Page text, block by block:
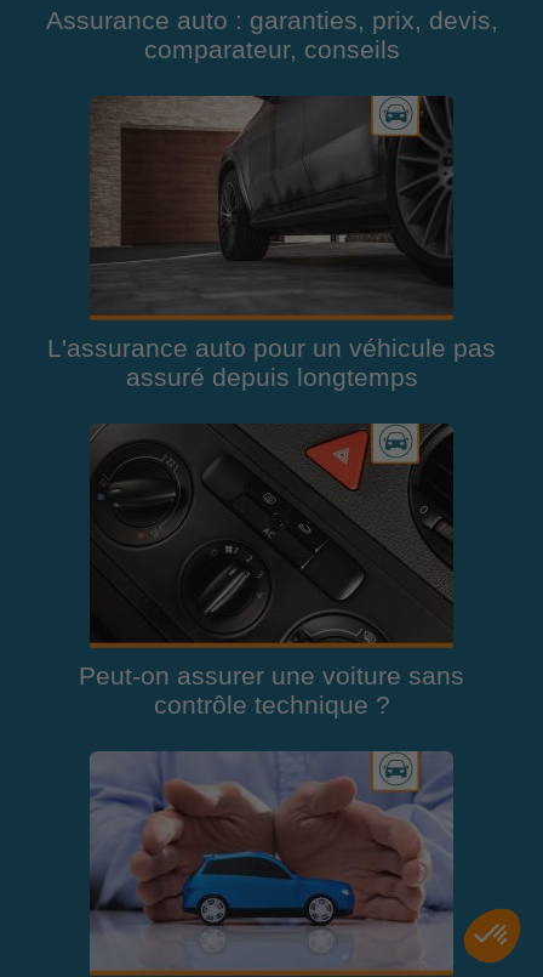
Assurance auto : garanties, prix, devis,
comparateur, conseils
L'assurance auto pour un véhicule pas
assuré depuis longtemps
Peut-on assurer une voiture sans
contrôle technique ?